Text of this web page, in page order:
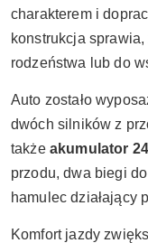
charakterem i
konstrukcja
rodzeństwa lub do
Auto zostało
dwóch silników z
także akumulator
przodu, dwa biegi
hamulec działający
Komfort jazdy